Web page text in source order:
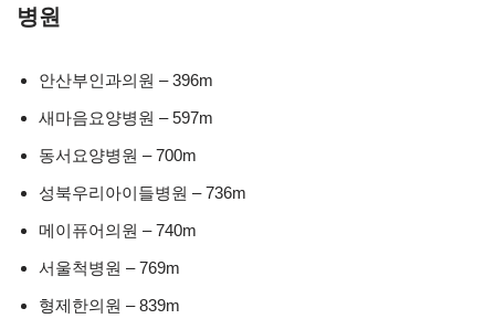
병원
안산부인과의원 – 396m
새마음요양병원 – 597m
동서요양병원 – 700m
성북우리아이들병원 – 736m
메이퓨어의원 – 740m
서울척병원 – 769m
형제한의원 – 839m